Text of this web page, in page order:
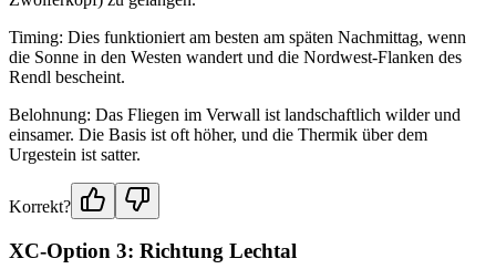
Timing: Dies funktioniert am besten am späten Nachmittag, wenn
die Sonne in den Westen wandert und die Nordwest-Flanken des
Rendl bescheint.
Belohnung: Das Fliegen im Verwall ist landschaftlich wilder und
einsamer. Die Basis ist oft höher, und die Thermik über dem
Urgestein ist satter.
Korrekt?
XC-Option 3: Richtung Lechtal